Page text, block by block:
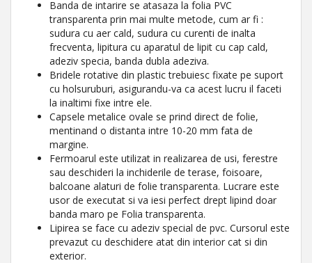
Banda de intarire se atasaza la folia PVC
transparenta prin mai multe metode, cum ar fi :
sudura cu aer cald, sudura cu curenti de inalta
frecventa, lipitura cu aparatul de lipit cu cap cald,
adeziv specia, banda dubla adeziva.
Bridele rotative din plastic trebuiesc fixate pe suport
cu holsuruburi, asigurandu-va ca acest lucru il faceti
la inaltimi fixe intre ele.
Capsele metalice ovale se prind direct de folie,
mentinand o distanta intre 10-20 mm fata de
margine.
Fermoarul este utilizat in realizarea de usi, ferestre
sau deschideri la inchiderile de terase, foisoare,
balcoane alaturi de folie transparenta. Lucrare este
usor de executat si va iesi perfect drept lipind doar
banda maro pe Folia transparenta.
Lipirea se face cu adeziv special de pvc. Cursorul este
prevazut cu deschidere atat din interior cat si din
exterior.